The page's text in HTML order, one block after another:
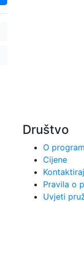
Društvo
O
Cijene
Pravila o
Uvjeti